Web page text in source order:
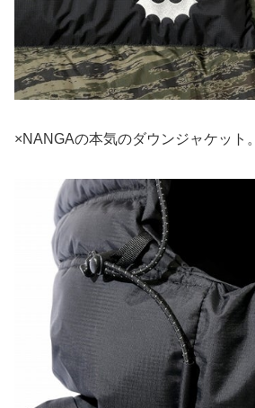
×NANGAの本気のダウンジャケット。